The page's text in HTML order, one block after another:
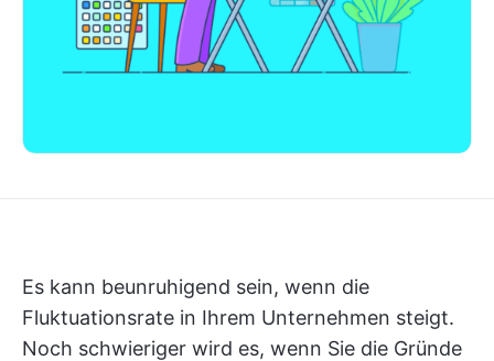
Es kann beunruhigend sein, wenn die
Fluktuationsrate in Ihrem Unternehmen steigt.
Noch schwieriger wird es, wenn Sie die Gründe